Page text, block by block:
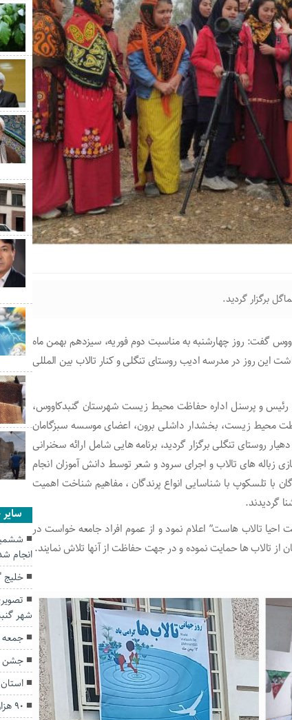
برگزار گردید.
گفت: روز چهارشنبه به مناسبت دوم فوریه، سیزدهم بهمن ماه
این روز در مدرسه ادیب روستای تنگلی و کنار تالاب بین المللی
رئیس و پرسنل اداره حفاظت محیط زیست شهرستان گنبدکاووس،
محیط زیست، بخشدار داشلی برون، اعضای موسسه سبزگامان
روستای تنگلی برگزار گردید، برنامه هایی شامل ارائه سخنرانی
زباله های تالاب و اجرای سرود و شعر توسط دانش آموزان انجام
با تلسکوپ با شناسایی انواع پرندگان ، مفاهیم شناخت اهمیت
گردیدند.
احیا تالاب هاست” اعلام نمود و از عموم افراد جامعه خواست در
از تالاب ها حمایت نموده و در جهت حفاظت از آنها تلاش نمایند.
سایر
انجام
خلیج
شهر
جمعه
جشن عبادت ۶۰۰
۹۰ هزار عدد داروی غیرمجاز در گنبدکاووس کشف شد